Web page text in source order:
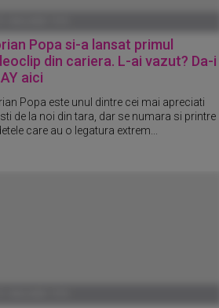
Popa si-a lansat primul
din cariera. L-ai vazut? Da-i
aici
Popa este unul dintre cei mai apreciati
de la noi din tara, dar se numara si printre
care au o legatura extrem...